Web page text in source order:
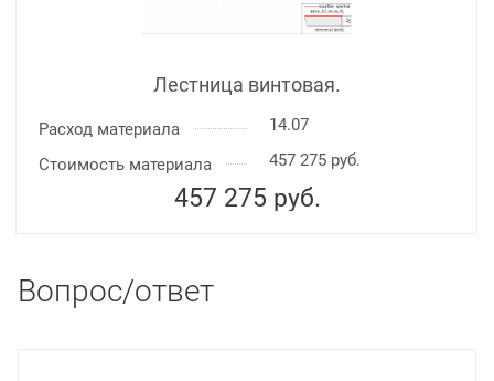
Лестница винтовая.
Расход материала
14.07
Стоимость материала
457 275 руб.
457 275 руб.
Вопрос/ответ